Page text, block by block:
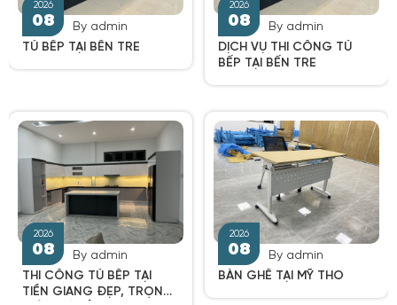
2026
08
2026
08
By admin
TỦ BẾP TẠI BẾN TRE
By admin
DỊCH VỤ THI CÔNG TỦ
BẾP TẠI BẾN TRE
By admin
THI CÔNG TỦ BẾP TẠI
TIỀN GIANG ĐẸP, TRỌN
By admin
BÀN GHẾ TẠI MỸ THO